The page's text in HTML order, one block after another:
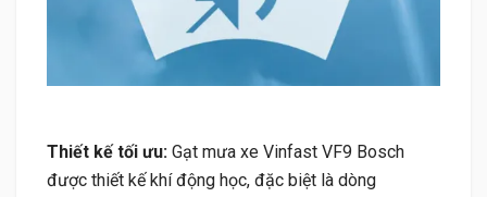
Thiết kế tối ưu: Gạt mưa xe Vinfast VF9 Bosch
được thiết kế khí động học, đặc biệt là dòng